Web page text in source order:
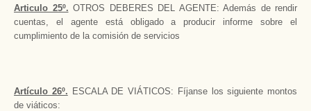
Articulo 25º. OTROS DEBERES DEL AGENTE: Además de rendir
cuentas, el agente está obligado a producir informe sobre el
cumplimiento de la comisión de servicios
Artículo 26º. ESCALA DE VIÁTICOS: Fíjanse los siguiente montos
de viáticos: